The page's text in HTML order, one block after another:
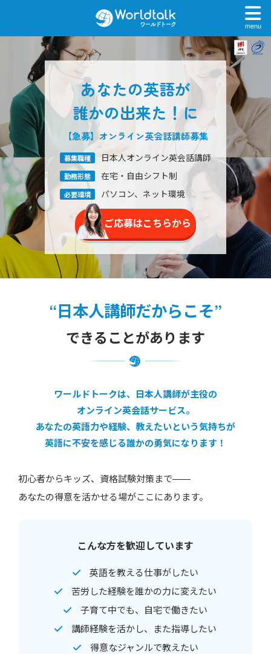
menu
あなたの英語が
誰かの出来た！に
【急募】オンライン英会話講師募集
募集職種 日本人オンライン英会話講師
勤務形態 在宅・自由シフト制
必要環境 パソコン、ネット環境
ご応募はこちらから
“日本人講師だからこそ”
できることがあります
ワールドトークは、日本人講師が主役の
オンライン英会話サービス。
あなたの英語力や経験、教えたいという気持ちが
英語に不安を感じる誰かの勇気になります！
初心者からキッズ、資格試験対策まで——
あなたの得意を活かせる場がここにあります。
こんな方を歓迎しています
英語を教える仕事がしたい
苦労した経験を誰かの力に変えたい
子育て中でも、自宅で働きたい
講師経験を活かし、また指導したい
得意なジャンルで教えたい